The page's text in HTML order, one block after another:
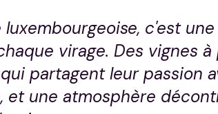
luxembourgeoise, c'est
virage. Des vignes
partagent leur passion
et une atmosphère